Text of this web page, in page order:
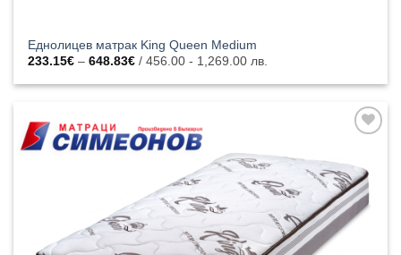
Еднолицев матрак King Queen Medium
233.15€ – 648.83€Price
233.15€
/ 456.00 - 1,269.00 лв.
списъка с
харесани
продукти